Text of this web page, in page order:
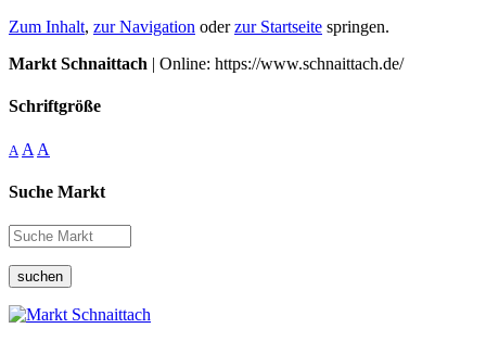
Zum Inhalt, zur Navigation oderzur Startseite springen.
Markt Schnaittach | Online: https://www.schnaittach.de/
Schriftgröße
A A A
Suche Markt
suchen